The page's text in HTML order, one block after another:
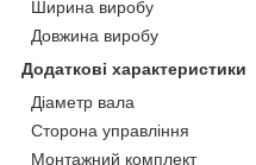
Ширина виробу
Довжина виробу
Додаткові характеристики
Діаметр вала
Сторона управління
Монтажний комплект